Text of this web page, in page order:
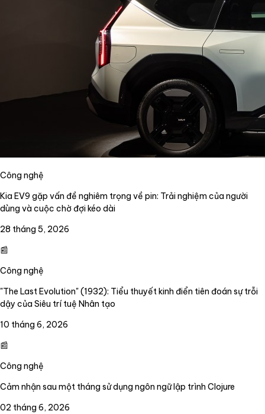
Công nghệ
Kia EV9 gặp vấn đề nghiêm trọng về pin: Trải nghiệm của người
dùng và cuộc chờ đợi kéo dài
28 tháng 5, 2026
📰
Công nghệ
"The Last Evolution" (1932): Tiểu thuyết kinh điển tiên đoán sự trỗi
dậy của Siêu trí tuệ Nhân tạo
10 tháng 6, 2026
📰
Công nghệ
Cảm nhận sau một tháng sử dụng ngôn ngữ lập trình Clojure
02 tháng 6, 2026